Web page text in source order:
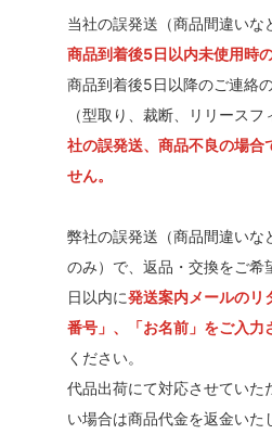
当社の誤発送（商品間違いな
商品到着後5日以内未使用時
商品到着後5日以降のご連絡
（型取り、裁断、リリースフ
社の誤発送、商品不良の場合
せん。
弊社の誤発送（商品間違いな
のみ）で、返品・交換をご希
日以内に発送案内メールのリ
番号」、「お名前」をご入力
ください。
代品出荷にて対応させていた
い場合は商品代金を返金いた